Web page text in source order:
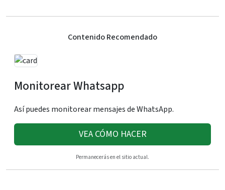
Contenido Recomendado
Monitorear Whatsapp
Así puedes monitorear mensajes de WhatsApp.
VEA CÓMO HACER
Permanecerás en el sitio actual.